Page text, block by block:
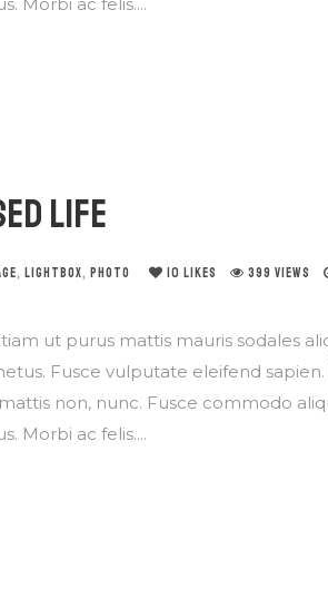
LIFE
, LIGHTBOX, PHOTO 10 LIKES 399 VIEWS
ut purus mattis mauris sodales
Fusce vulputate eleifend
non, nunc. Fusce commodo
Morbi ac felis....